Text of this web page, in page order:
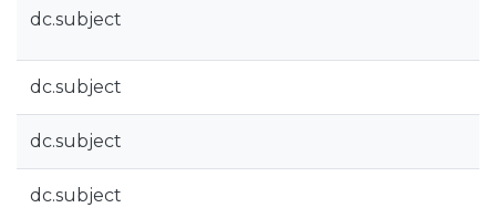
dc.subject
dc.subject
dc.subject
dc.subject